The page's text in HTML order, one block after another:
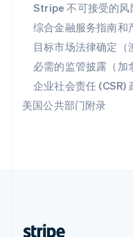
Stripe 不可接受的风
综合金融服务指南和
目标市场法律确定（
必需的监管披露（加
企业社会责任 (CSR)
美国公共部门附录
新西兰
English
匈牙利
English
意大利
ItalianoEnglish
English